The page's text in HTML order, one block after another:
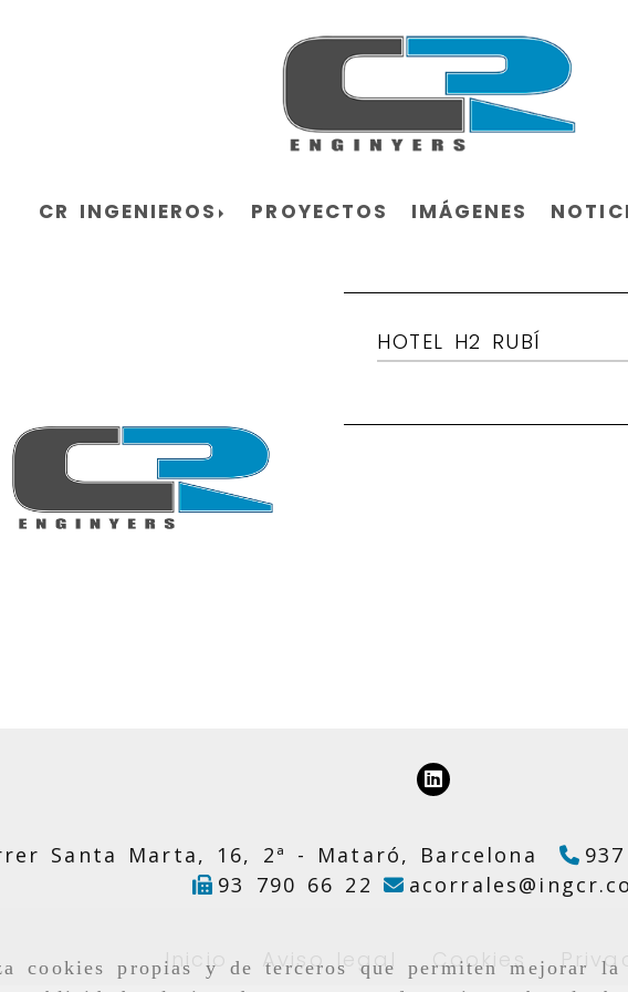
cookies propias y de terceros que permiten mejorar
CR INGENIEROS PROYECTOS IMÁGENES
HOTEL H2 RUBÍ
Santa Marta, 16, 2ª - Mataró, Barcelona
93 790 66 22
acorrales
Inicio Aviso legal Cookies